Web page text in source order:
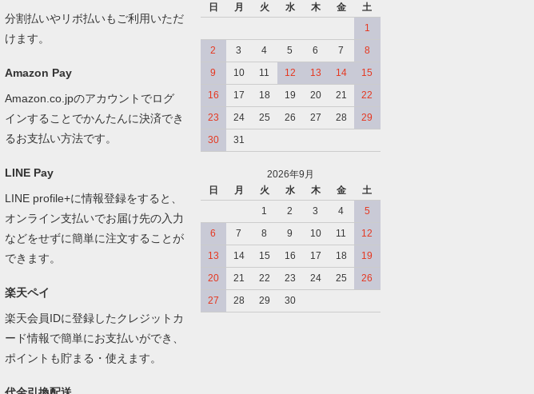
分割払いやリボ払いもご利用いただ
けます。
Amazon Pay
Amazon.co.jpのアカウントでログ
インすることでかんたんに決済でき
るお支払い方法です。
LINE Pay
LINE profile+に情報登録をすると、
オンライン支払いでお届け先の入力
などをせずに簡単に注文することが
できます。
楽天ペイ
楽天会員IDに登録したクレジットカ
ード情報で簡単にお支払いができ、
ポイントも貯まる・使えます。
日
月 火 水 木 金
土
1
2
3 4 5 6 7
8
9
10 11 12 13 14
15
16
17 18 19 20 21
22
23
24 25 26 27 28
29
30
31
2026年9月
日
月 火 水 木 金
土
1
2 3 4
5
6
7 8 9 10 11
12
13
14 15 16 17 18
19
20
21 22 23 24 25
26
27
28 29 30